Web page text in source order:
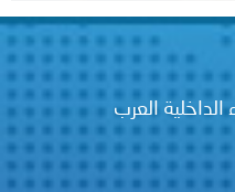
العرب